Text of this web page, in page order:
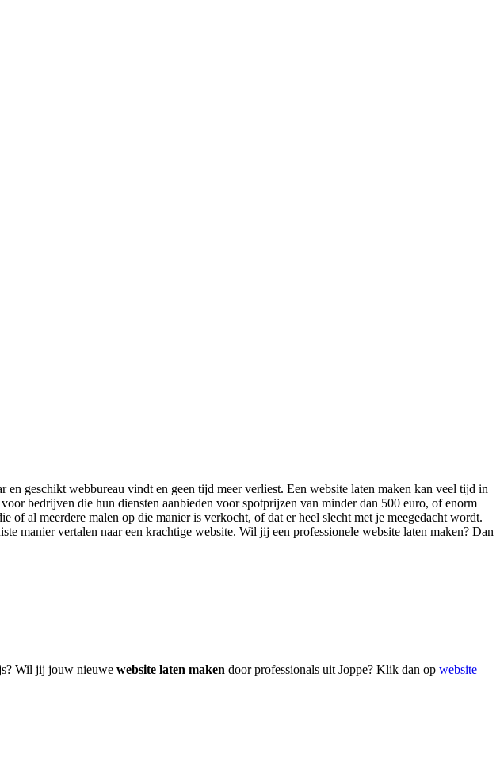
en geschikt webbureau vindt en geen tijd meer verliest. Een website laten maken kan veel tijd in
bedrijven die hun diensten aanbieden voor spotprijzen van minder dan 500 euro, of enorm
al meerdere malen op die manier is verkocht, of dat er heel slecht met je meegedacht wordt.
manier vertalen naar een krachtige website. Wil jij een professionele website laten maken? Dan
Wil jij jouw nieuwe website laten maken door professionals uit Joppe? Klik dan op website